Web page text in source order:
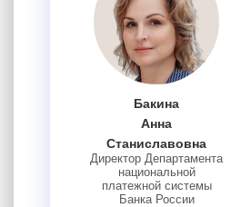
Бакина
Анна
Станиславовна
Директор Департамента
национальной
платежной системы
Банка России